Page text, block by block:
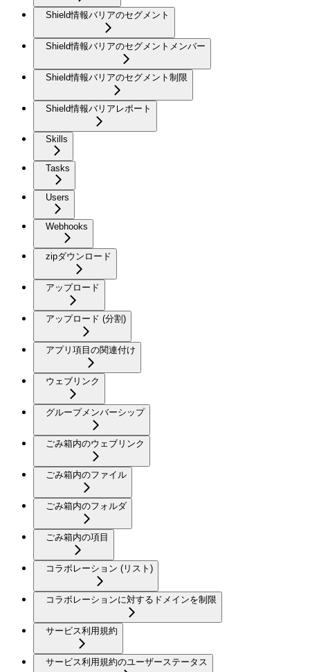
Shield情報バリアのセグメント
Shield情報バリアのセグメントメンバー
Shield情報バリアのセグメント制限
Shield情報バリアレポート
Skills
Tasks
Users
Webhooks
zipダウンロード
アップロード
アップロード (分割)
アプリ項目の関連付け
ウェブリンク
グループメンバーシップ
ごみ箱内のウェブリンク
ごみ箱内のファイル
ごみ箱内のフォルダ
ごみ箱内の項目
コラボレーション (リスト)
コラボレーションに対するドメインを制限
サービス利用規約
サービス利用規約のユーザーステータス